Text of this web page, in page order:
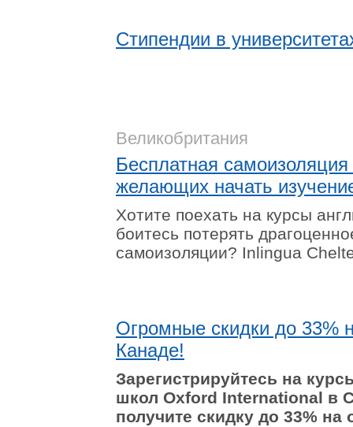
Стипендии в
Великобритания
Бесплатная
желающих начать
Хотите поехать на курсы
боитесь потерять
самоизоляции? Inlingua
Огромные скидки до 33%
Канаде!
Зарегистрируйтесь на
школ Oxford International в
получите скидку до 33% на